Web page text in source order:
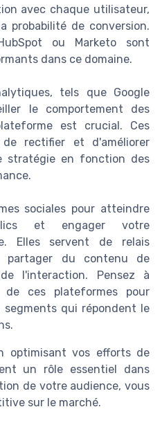
avec chaque utilisateur,
probabilité de conversion.
ou Marketo sont
dans ce domaine.
tels que Google
le comportement des
est crucial. Ces
rectifier et d'améliorer
stratégie en fonction des
sociales pour atteindre
et engager votre
Elles servent de relais
partager du contenu de
l'interaction. Pensez à
ces plateformes pour
segments qui répondent le
optimisant vos efforts de
un rôle essentiel dans
de votre audience, vous
sur le marché.